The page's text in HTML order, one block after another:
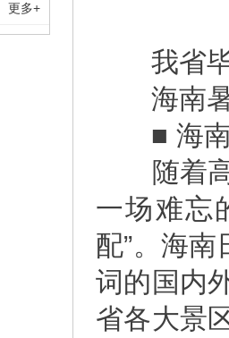
更多+
我省毕
海南暑
■ 海南
随着高
一场难忘
配”。海
词的国内
省各大景